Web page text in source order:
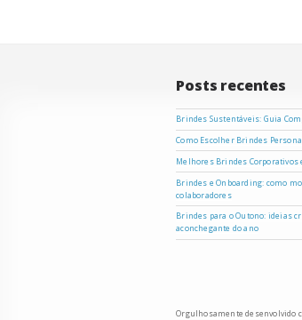
Posts recentes
Brindes Sustentáveis: Guia
Como Escolher Brindes
Melhores Brindes Corporativos
Brindes e Onboarding: como
colaboradores
Brindes para o Outono: ideias
aconchegante do ano
Orgulhosamente desenvolvido